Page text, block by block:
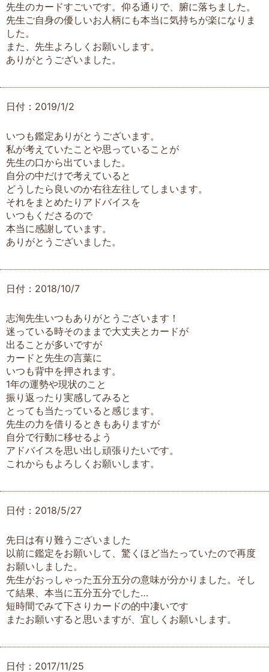
先生のカードすごいです。仰る通りで、腑に落ちました。
先生ご自身の優しいお人柄にも本当に気持ちが楽になりま
した。
また、先生よろしくお願いします。
ありがとうございました。
日付：2019/1/2
いつも鑑定ありがとうございます。
私が考えていたことや思っていることが
先生の口から出ていました。
自分の中だけで考えていると
どうしたら良いのか右往左往してしまいます。
それをまとめたりアドバイスを
いつもくださるので
本当に感謝しています。
ありがとうございました。
日付：2018/10/7
志洵先生いつもありがとうございます！
迷っている時そのままで大丈夫とカードが
出ることが多いですが
カードと先生の言葉に
いつも背中を押されます。
1年の運勢や現状のこと
振り返ったり実感してみると
とっても当たっていると感じます。
先生の力を借りるときもありますが
自分で行動に移せるよう
アドバイスを思い出し頑張りたいです。
これからもよろしくお願いします。
日付：2018/5/27
先日は有り難うございました
以前に鑑定をお願いして、驚くほど当たっていたので再度
お願いしました。
先生がおっしゃった五分五分の意味が分かりました。そし
て結果、本当に五分五分でした…
短時間でみて下さりカードの的中凄いです
またお願いすると思いますが、宜しくお願いします。
日付：2017/11/25